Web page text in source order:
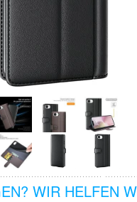
WIR HELFEN